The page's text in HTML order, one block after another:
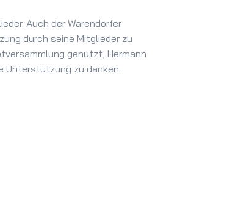
Auch der Warendorfer
durch seine Mitglieder zu
genutzt, Hermann
Unterstützung zu danken.